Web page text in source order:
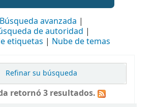
Búsqueda avanzada
de autoridad
etiquetas
Nube de temas
Refinar su búsqueda
retornó 3 resultados.